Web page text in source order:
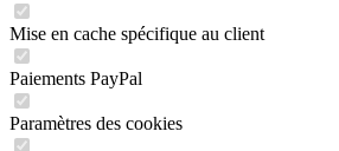
Mise en cache spécifique au client
Paiements PayPal
Paramètres des cookies